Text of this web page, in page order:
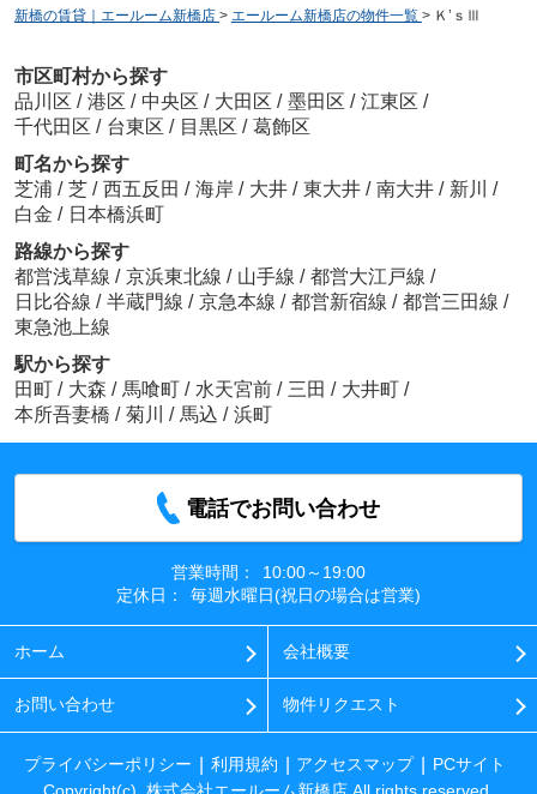
新橋の賃貸｜エールーム新橋店 > エールーム新橋店の物件一覧 > Ｋ’ｓⅢ
市区町村から探す
品川区 / 港区 / 中央区 / 大田区 / 墨田区 / 江東区 /
千代田区 / 台東区 / 目黒区 / 葛飾区
町名から探す
芝浦 / 芝 / 西五反田 / 海岸 / 大井 / 東大井 / 南大井 / 新川 /
白金 / 日本橋浜町
路線から探す
都営浅草線 / 京浜東北線 / 山手線 / 都営大江戸線 /
日比谷線 / 半蔵門線 / 京急本線 / 都営新宿線 / 都営三田線 /
東急池上線
駅から探す
田町 / 大森 / 馬喰町 / 水天宮前 / 三田 / 大井町 /
本所吾妻橋 / 菊川 / 馬込 / 浜町
電話でお問い合わせ
営業時間：
10:00～19:00
定休日：
毎週水曜日(祝日の場合は営業)
ホーム 会社概要
お問い合わせ 物件リクエスト
プライバシーポリシー 利用規約 アクセスマップ
PCサイト